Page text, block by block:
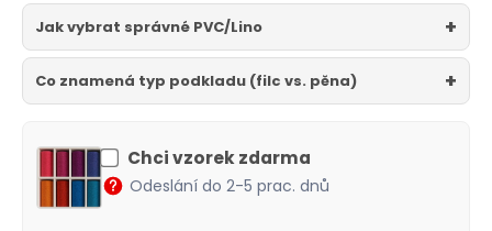
Jak vybrat správné PVC/Lino
Co znamená typ podkladu (filc vs. pěna)
Chci vzorek zdarma
Odeslání do 2-5 prac. dnů